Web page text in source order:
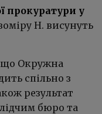
прокуратури у
Н. висунуть
що Окружна
спільно з
результат
бюро та